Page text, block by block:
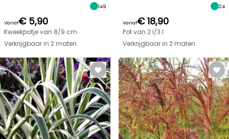
149
Vanaf€ 5,90
Kweekpotje van 8/9 cm
Verkrijgbaar in 2 maten
24
Vanaf€ 18,90
Pot van 2 l/3 l
Verkrijgbaar in 2 maten